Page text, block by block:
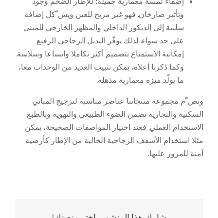
وتأثير صارخان. فهو غير مريح للعين ويش ّكل إضافة
سلبية إلى الديكور الداخلي والمظهر الخارجي للمبنى
على حد سواء. لذلك يوفّر البديل الزجاجي الرفيع
إمكانية الاستمتاع بتصميم أكثر تكاملا واتساعا وسلاسة.
وكما ذكرنا أعلاه، يمكن تثبيت العديد من الوحدات معا،
ما يولّد ميزة معمارية مذهلة.
وتض ّم مجموعة منتجاتنا عناصر مناسبة لتزجيج المباني
السكنية والتجارية تضمن الضوء الطبيعي والتهوية وبالطبع
الاستخدام العملي. فعند اختيار المواصفات الصحيحة، يمكن
مثلا استخدام الأسقف الزجاجية الخالية من الإطار كأرضية
آمنة للمرور عليها.